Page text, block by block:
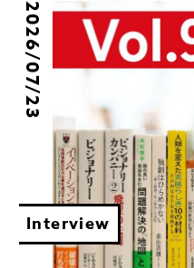
Interview
2026/07/23